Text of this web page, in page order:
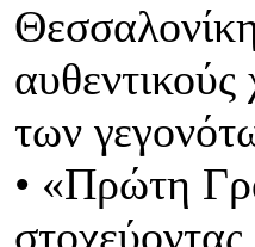
των
• «Πρώτη